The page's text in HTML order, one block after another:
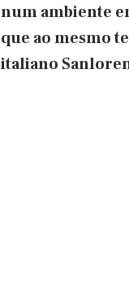
num ambiente
que ao mesmo
italiano